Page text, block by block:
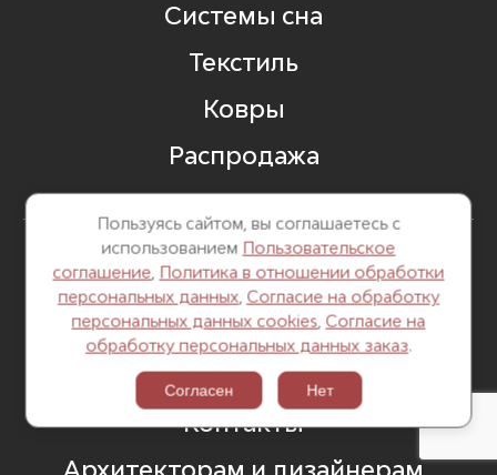
Пользуясь сайтом, вы соглашаетесь с
использованием Пользовательское
соглашение, Политика в отношении обработки
персональных данных, Согласие на обработку
персональных данных cookies, Согласие на
обработку персональных данных заказ.
Согласен Нет
Системы сна
Текстиль
Ковры
Распродажа
О нас
Реализованные проекты
Новости
Контакты
Архитекторам и дизайнерам